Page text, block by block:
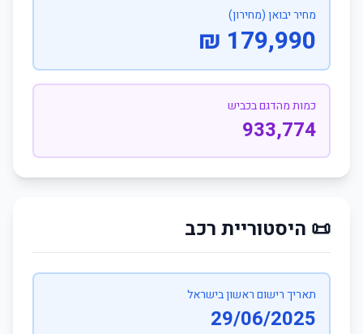
מחיר יבואן (מחירון)
179,990 ₪
כמות מהדגם בכביש
933,774
📜 היסטוריית רכב
תאריך רישום ראשון בישראל
29/06/2025